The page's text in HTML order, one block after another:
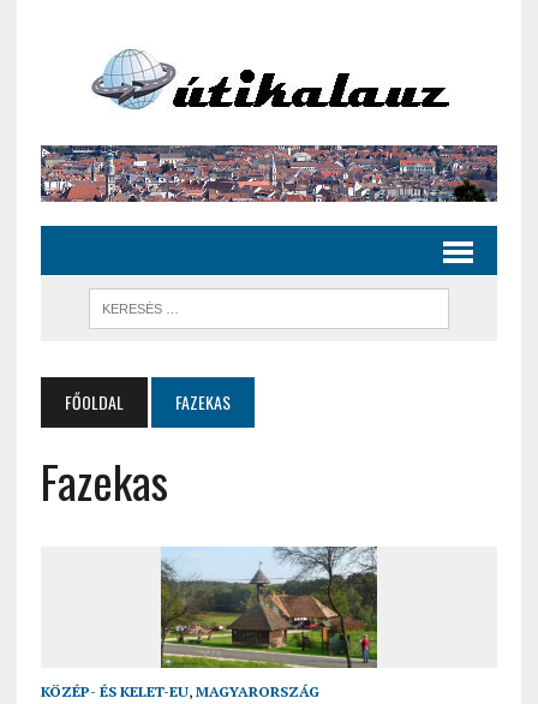
FŐOLDAL FAZEKAS
Fazekas
KÖZÉP- ÉS KELET-EU, MAGYARORSZÁG